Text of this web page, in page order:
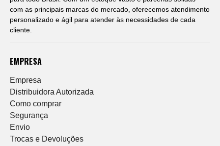
com as principais marcas do mercado, oferecemos atendimento
personalizado e ágil para atender às necessidades de cada
cliente.
EMPRESA
Empresa
Distribuidora Autorizada
Como comprar
Segurança
Envio
Trocas e Devoluções